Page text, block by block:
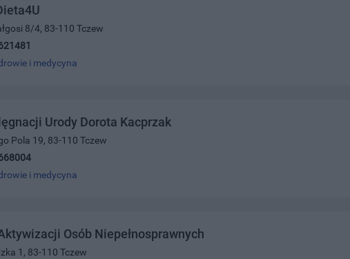
8/4, 83-110 Tczew
i medycyna
Urody Dorota Kacprzak
Pola 19, 83-110 Tczew
i medycyna
Osób Niepełnosprawnych
1, 83-110 Tczew